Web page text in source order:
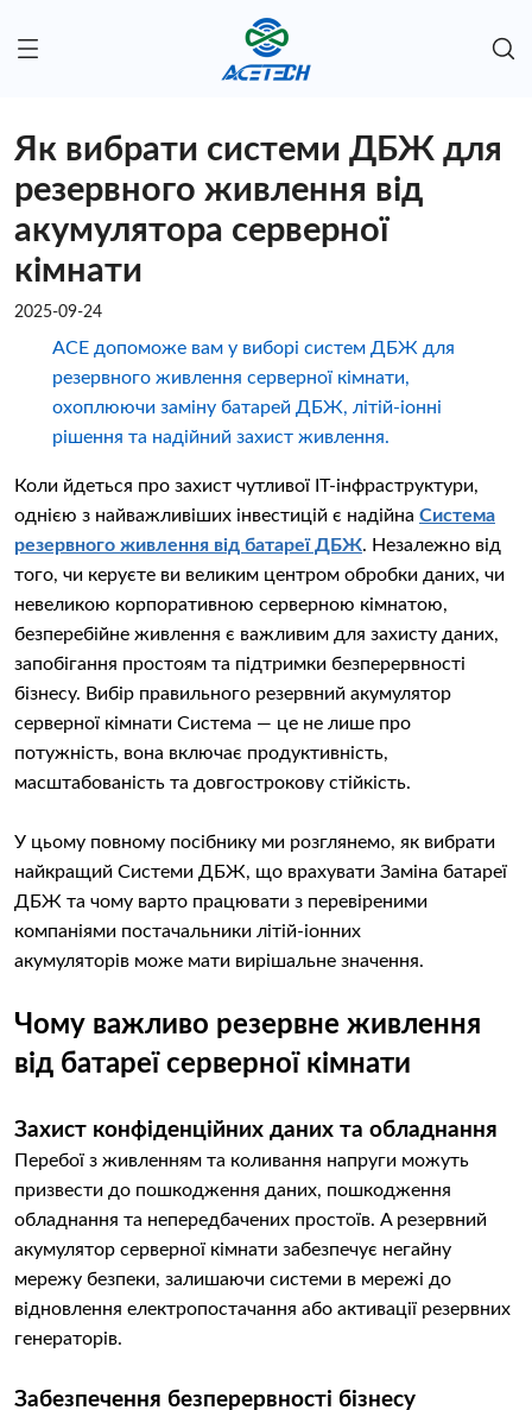
Як вибрати системи ДБЖ для
резервного живлення від
акумулятора серверної
кімнати
2025-09-24
ACE допоможе вам у виборі систем ДБЖ для
резервного живлення серверної кімнати,
охоплюючи заміну батарей ДБЖ, літій-іонні
рішення та надійний захист живлення.
Коли йдеться про захист чутливої ​​ІТ-інфраструктури,
однією з найважливіших інвестицій є надійна Система
резервного живлення від батареї ДБЖ. Незалежно від
того, чи керуєте ви великим центром обробки даних, чи
невеликою корпоративною серверною кімнатою,
безперебійне живлення є важливим для захисту даних,
запобігання простоям та підтримки безперервності
бізнесу. Вибір правильного резервний акумулятор
серверної кімнати Система — це не лише про
потужність, вона включає продуктивність,
масштабованість та довгострокову стійкість.
У цьому повному посібнику ми розглянемо, як вибрати
найкращий Системи ДБЖ, що врахувати Заміна батареї
ДБЖ та чому варто працювати з перевіреними
компаніями постачальники літій-іонних
акумуляторів може мати вирішальне значення.
Чому важливо резервне живлення
від батареї серверної кімнати
Захист конфіденційних даних та обладнання
Перебої з живленням та коливання напруги можуть
призвести до пошкодження даних, пошкодження
обладнання та непередбачених простоїв. A резервний
акумулятор серверної кімнати забезпечує негайну
мережу безпеки, залишаючи системи в мережі до
відновлення електропостачання або активації резервних
генераторів.
Забезпечення безперервності бізнесу